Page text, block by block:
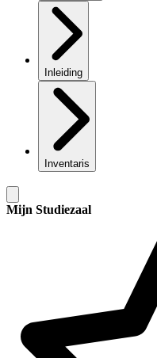
Inleiding
Inventaris
Mijn Studiezaal